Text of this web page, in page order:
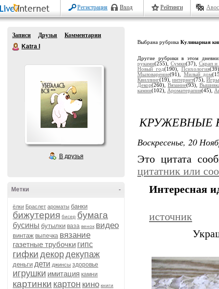
Регистрация Вход Рейтинги
Записи Друзья
Комментарии
Katra I
В друзья
-
Метки
ёлки Браслет ароматы банки
бижутерия бисер бумага
бусины бутылки ваза венок видео
винтаж выпечка вязание
газетные трубочки гипс
гифки декордекупаж
деньги дети джинсы здоровье
игрушки имитация камни
картинки картон кино книги
Выбрана рубрика Кулинарная
Другие рубрики в этом
руками(255), Сумки(37), Скрап и
Новый год(190), Психология
Мыловарение(91), Милый дом
Квиллинг(19),интернет(75),
Декор(260), Вязание(93),
камни(102), Ароматерапия(45),
КРУЖЕВНЫЕ
Воскресенье, 20
Это цитата
цитатник или
Интересная
источник